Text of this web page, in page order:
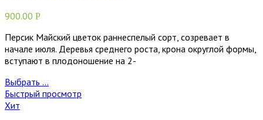
900.00 Р
Персик Майский цветок раннеспелый сорт, созревает в
начале июля. Деревья среднего роста, крона округлой формы,
вступают в плодоношение на 2-
Выбрать ...
Быстрый просмотр
Хит